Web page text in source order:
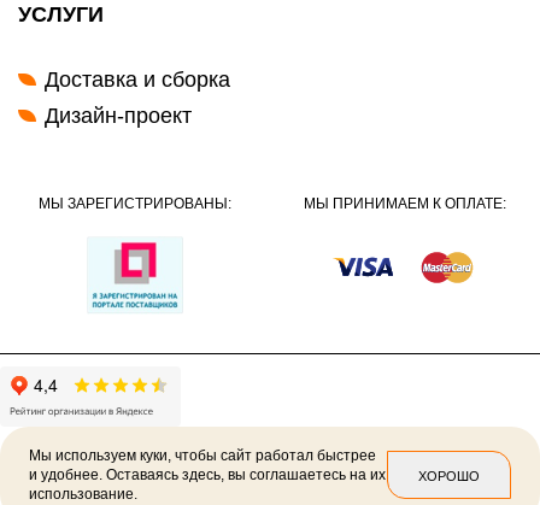
УСЛУГИ
Доставка и сборка
Дизайн-проект
МЫ ЗАРЕГИСТРИРОВАНЫ: МЫ ПРИНИМАЕМ К ОПЛАТЕ:
2026 © Политика конфиденциальности
Мы используем куки, чтобы сайт работал быстрее
и удобнее. Оставаясь здесь, вы соглашаетесь на их
использование.
ХОРОШО